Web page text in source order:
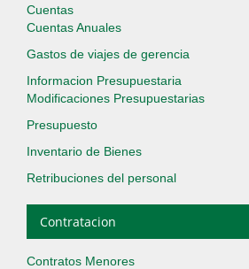
Cuentas
Cuentas Anuales
Gastos de viajes de gerencia
Informacion Presupuestaria
Modificaciones Presupuestarias
Presupuesto
Inventario de Bienes
Retribuciones del personal
Contratacion
Contratos Menores